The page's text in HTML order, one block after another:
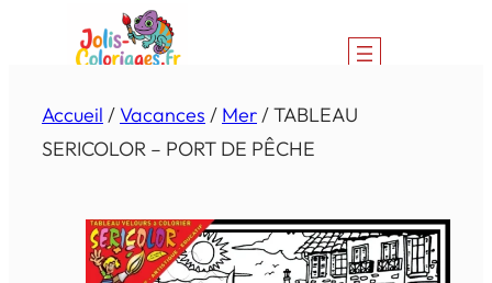
Accueil /Vacances / Mer/ TABLEAU
SERICOLOR – PORT DE PÊCHE